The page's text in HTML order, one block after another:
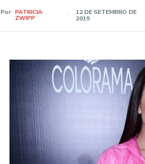
Por PATRICIA
ZWIPP
12 DE SETEMBRO DE
2019